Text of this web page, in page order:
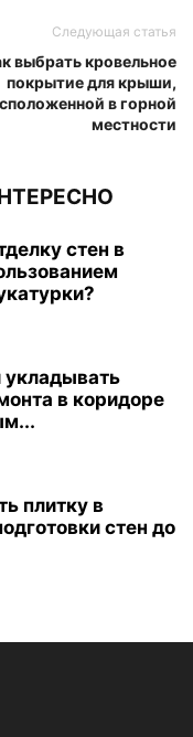
Следующая статья
выбрать кровельное
покрытие для крыши,
в горной
местности
стен в
укладывать
в коридоре
плитку в
стен до